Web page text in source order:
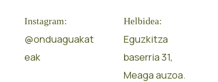
Instagram:
@onduaguakat
eak
Helbidea:
Eguzkitza
baserria 31,
Meaga auzoa.